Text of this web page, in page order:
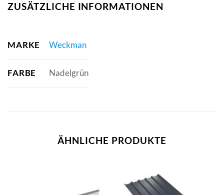
ZUSÄTZLICHE INFORMATIONEN
MARKE Weckman
FARBE Nadelgrün
ÄHNLICHE PRODUKTE